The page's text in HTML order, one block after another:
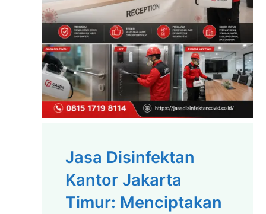
Jasa Disinfektan
Kantor Jakarta
Timur: Menciptakan